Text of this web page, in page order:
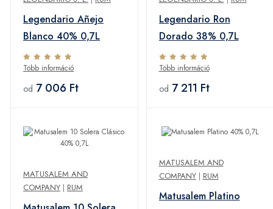
Legendario Añejo
Blanco 40% 0,7L
Több információ
od 7 006 Ft
Legendario Ron
Dorado 38% 0,7L
Több információ
od 7 211 Ft
MATUSALEM AND
COMPANY | RUM
MATUSALEM AND
COMPANY| RUM
Matusalem Platino